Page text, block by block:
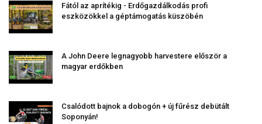
Fától az aprítékig - Erdőgazdálkodás profi
eszközökkel a géptámogatás küszöbén
A John Deere legnagyobb harvestere először a
magyar erdőkben
Csalódott bajnok a dobogón + új fűrész debütált
Soponyán!